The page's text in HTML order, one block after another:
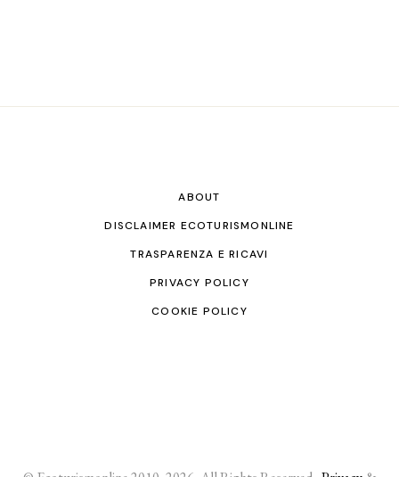
ABOUT
DISCLAIMER ECOTURISMONLINE
TRASPARENZA E RICAVI
PRIVACY POLICY
COOKIE POLICY